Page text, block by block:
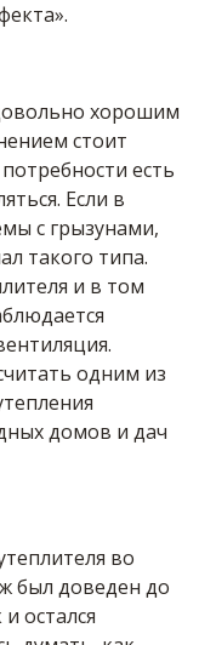
хорошим
стоит
есть
Если в
с грызунами,
такого типа.
и в том
одним из
домов и дач
во
был доведен до
остался